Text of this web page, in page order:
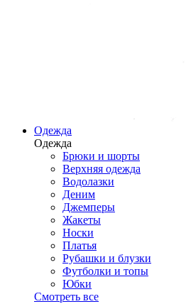
Одежда
Одежда
Брюки и шорты
Верхняя одежда
Водолазки
Деним
Джемперы
Жакеты
Носки
Платья
Рубашки и блузки
Футболки и топы
Юбки
Смотреть все